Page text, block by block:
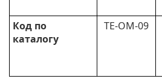
Код по
каталогу
TE-OM-09